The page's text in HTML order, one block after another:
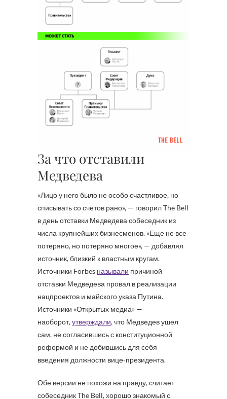
За что отставили
Медведева
«Лицо у него было не особо счастливое, но
списывать со счетов рано», — говорил The Bell
в день отставки Медведева собеседник из
числа крупнейших бизнесменов. «Еще не все
потеряно, но потеряно многое», — добавлял
источник, близкий к властным кругам.
Источники Forbes называли причиной
отставки Медведева провал в реализации
нацпроектов и майского указа Путина.
Источники «Открытых медиа» —
наоборот,утверждали, что Медведев ушел
сам, не согласившись с конституционной
реформой и не добившись для себя
введения должности вице-президента.
Обе версии не похожи на правду, считает
собеседник The Bell, хорошо знакомый с